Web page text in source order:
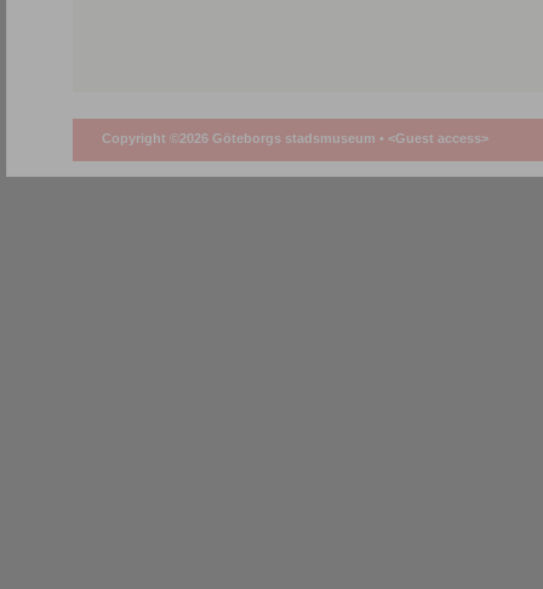
Copyright ©2026 Göteborgs stadsmuseum • <Guest access>